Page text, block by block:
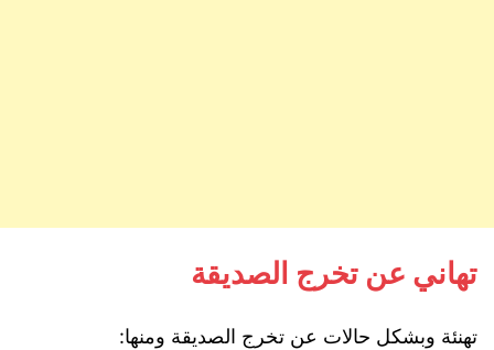
تهاني عن تخرج الصديقة
تهنئة وبشكل حالات عن تخرج الصديقة ومنها: